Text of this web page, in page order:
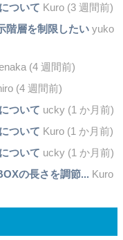
ついて Kuro (3 週間前)
階層を制限したいyuko
(4 週間前)
(4 週間前)
ついて ucky (1 か月前)
ついて Kuro (1 か月前)
ついて ucky (1 か月前)
の長さを調節... Kuro